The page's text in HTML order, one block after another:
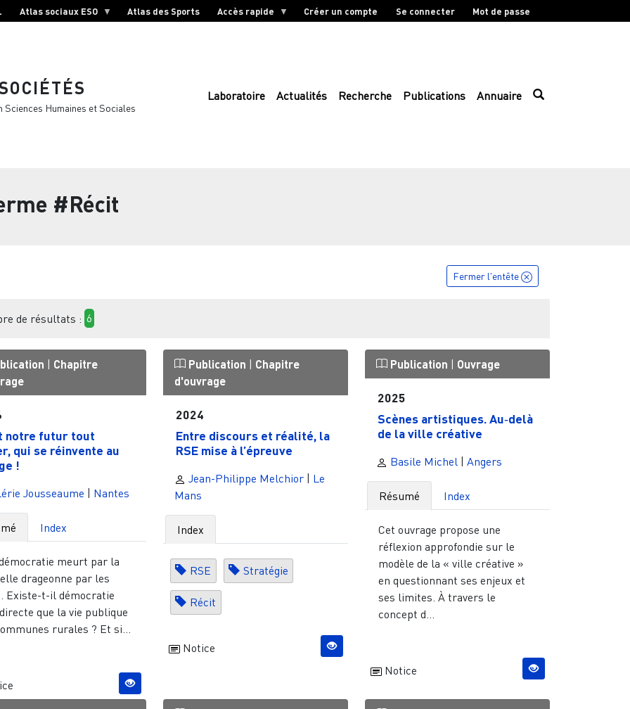
Atlas sociaux ESO Atlas des Sports Accès rapide Créer un compte Se connecter Mot de passe
Humaines et Sociales
Laboratoire Actualités Recherche Publications Annuaire
#Récit
Fermer l'entête
de résultats : 6
| Chapitre
notre futur tout
qui se réinvente au
!
Jousseaume | Nantes
Index
meurt par la
drageonne par les
Existe-t-il démocratie
que la vie publique
rurales ? Et si...
Publication | Chapitre
d'ouvrage
2024
Entre discours et réalité, la
RSE mise à l’épreuve
Jean-Philippe Melchior| Le
Mans
Index
RSE Stratégie
Récit
Notice
Publication | Ouvrage
2025
Scènes artistiques. Au‑delà
de la ville créative
Basile Michel | Angers
Résumé Index
Cet ouvrage propose une
réflexion approfondie sur le
modèle de la « ville créative »
en questionnant ses enjeux et
ses limites. À travers le
concept d...
Notice